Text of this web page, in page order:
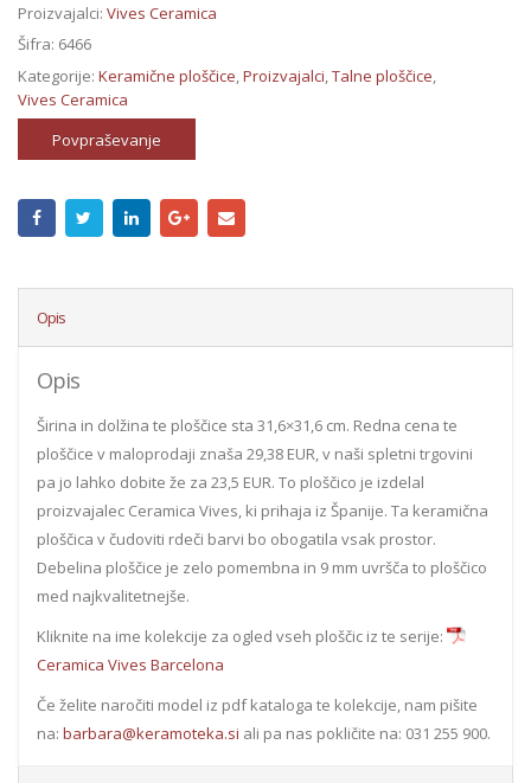
Proizvajalci: Vives Ceramica
Šifra: 6466
Kategorije: Keramične ploščice,Proizvajalci,Talne ploščice,
Vives Ceramica
Povpraševanje
Opis
Opis
Širina in dolžina te ploščice sta 31,6×31,6 cm. Redna cena te
ploščice v maloprodaji znaša 29,38 EUR, v naši spletni trgovini
pa jo lahko dobite že za 23,5 EUR. To ploščico je izdelal
proizvajalec Ceramica Vives, ki prihaja iz Španije. Ta keramična
ploščica v čudoviti rdeči barvi bo obogatila vsak prostor.
Debelina ploščice je zelo pomembna in 9 mm uvršča to ploščico
med najkvalitetnejše.
Kliknite na ime kolekcije za ogled vseh ploščic iz te serije:
Ceramica Vives Barcelona
Če želite naročiti model iz pdf kataloga te kolekcije, nam pišite
na: barbara@keramoteka.si ali pa nas pokličite na: 031 255 900.